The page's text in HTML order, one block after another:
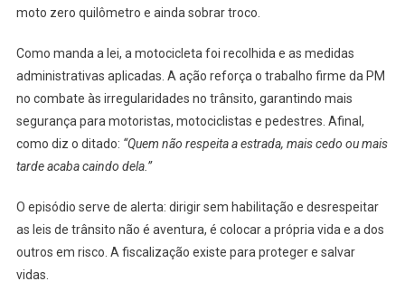
moto zero quilômetro e ainda sobrar troco.
Como manda a lei, a motocicleta foi recolhida e as medidas
administrativas aplicadas. A ação reforça o trabalho firme da PM
no combate às irregularidades no trânsito, garantindo mais
segurança para motoristas, motociclistas e pedestres. Afinal,
como diz o ditado: “Quem não respeita a estrada, mais cedo ou mais
tarde acaba caindo dela.”
O episódio serve de alerta: dirigir sem habilitação e desrespeitar
as leis de trânsito não é aventura, é colocar a própria vida e a dos
outros em risco. A fiscalização existe para proteger e salvar
vidas.